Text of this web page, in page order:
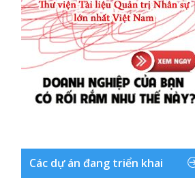
Các dự án đang triển khai